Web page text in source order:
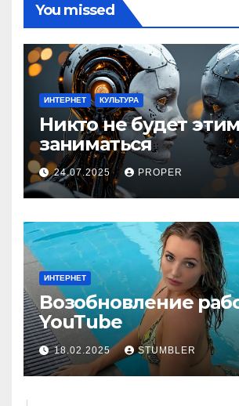
You missed
ИНТЕРНЕТ КУЛЬТУРА
Никто не будет
заниматься
24.07.2025 PROPER
ИНТЕРНЕТ
Возобновление
YouТube
18.02.2025 STUMBLER